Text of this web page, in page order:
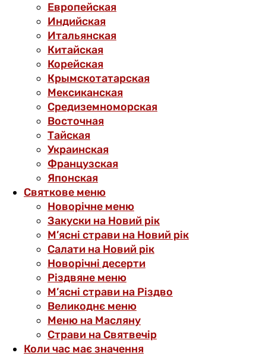
Европейская
Индийская
Итальянская
Китайская
Корейская
Крымскотатарская
Мексиканская
Средиземноморская
Восточная
Тайская
Украинская
Французская
Японская
Святкове меню
Новорічне меню
Закуски на Новий рік
М’ясні страви на Новий рік
Салати на Новий рік
Новорічні десерти
Різдвяне меню
М’ясні страви на Різдво
Великоднє меню
Меню на Масляну
Страви на Святвечір
Коли час має значення